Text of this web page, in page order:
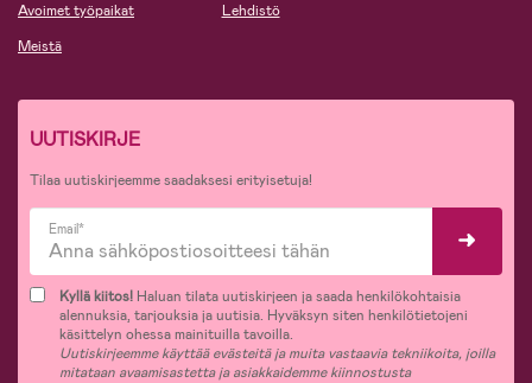
Avoimet työpaikat
Meistä
Lehdistö
UUTISKIRJE
Tilaa uutiskirjeemme saadaksesi erityisetuja!
Email*
Kyllä kiitos! Haluan tilata uutiskirjeen ja saada henkilökohtaisia
alennuksia, tarjouksia ja uutisia. Hyväksyn siten henkilötietojeni
käsittelyn ohessa mainituilla tavoilla.
Uutiskirjeemme käyttää evästeitä ja muita vastaavia tekniikoita, joilla
mitataan avaamisastetta ja asiakkaidemme kiinnostusta